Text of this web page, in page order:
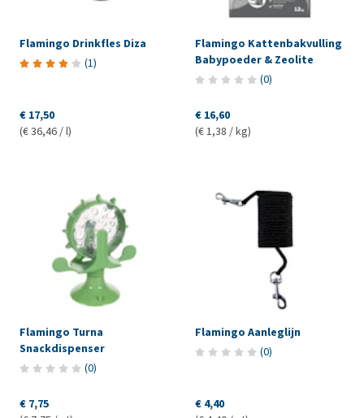
Flamingo Drinkfles Diza
(1)
€ 17,50
(€ 36,46 / l)
Flamingo Kattenbakvulling
Babypoeder & Zeolite
(0)
€ 16,60
(€ 1,38 / kg)
Flamingo Turna
Snackdispenser
(0)
€ 7,75
Flamingo Aanleglijn
(0)
€ 4,40